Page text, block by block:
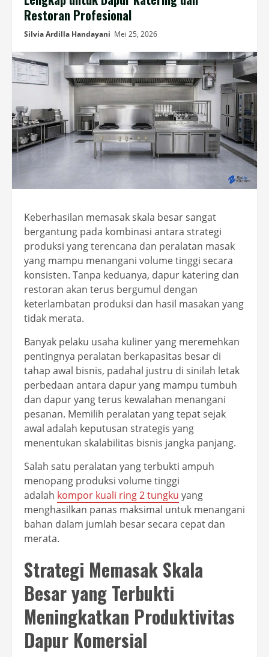
Restoran Profesional
Silvia Ardilla Handayani Mei 25, 2026
Keberhasilan memasak skala besar sangat
bergantung pada kombinasi antara strategi
produksi yang terencana dan peralatan masak
yang mampu menangani volume tinggi secara
konsisten. Tanpa keduanya, dapur katering dan
restoran akan terus bergumul dengan
keterlambatan produksi dan hasil masakan yang
tidak merata.
Banyak pelaku usaha kuliner yang meremehkan
pentingnya peralatan berkapasitas besar di
tahap awal bisnis, padahal justru di sinilah letak
perbedaan antara dapur yang mampu tumbuh
dan dapur yang terus kewalahan menangani
pesanan. Memilih peralatan yang tepat sejak
awal adalah keputusan strategis yang
menentukan skalabilitas bisnis jangka panjang.
Salah satu peralatan yang terbukti ampuh
menopang produksi volume tinggi
adalah kompor kuali ring 2 tungku yang
menghasilkan panas maksimal untuk menangani
bahan dalam jumlah besar secara cepat dan
merata.
Strategi Memasak Skala
Besar yang Terbukti
Meningkatkan Produktivitas
Dapur Komersial